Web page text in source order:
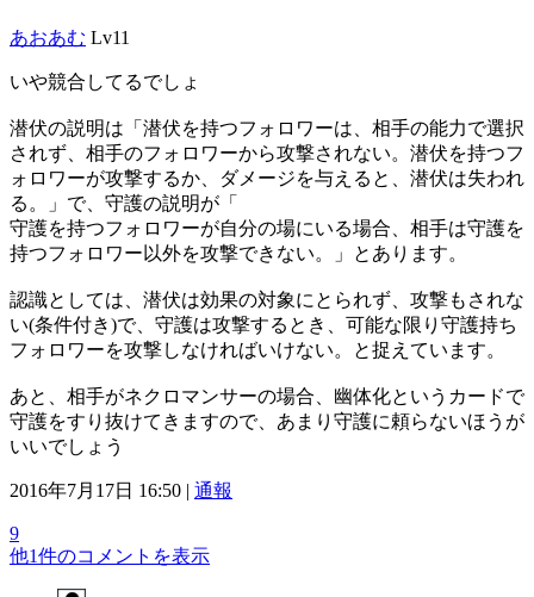
あおあむ Lv11
いや競合してるでしょ
潜伏の説明は「潜伏を持つフォロワーは、相手の能力で選択
されず、相手のフォロワーから攻撃されない。潜伏を持つフ
ォロワーが攻撃するか、ダメージを与えると、潜伏は失われ
る。」で、守護の説明が「
守護を持つフォロワーが自分の場にいる場合、相手は守護を
持つフォロワー以外を攻撃できない。」とあります。
認識としては、潜伏は効果の対象にとられず、攻撃もされな
い(条件付き)で、守護は攻撃するとき、可能な限り守護持ち
フォロワーを攻撃しなければいけない。と捉えています。
あと、相手がネクロマンサーの場合、幽体化というカードで
守護をすり抜けてきますので、あまり守護に頼らないほうが
いいでしょう
2016年7月17日 16:50 | 通報
9
他1件のコメントを表示